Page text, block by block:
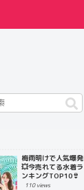
梅雨明けで人気爆発
💥今売れてる水着ラ
ンキングTOP10👙
110 views